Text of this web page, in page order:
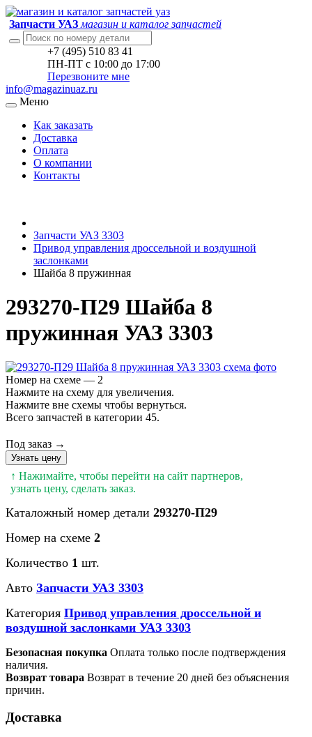
Запчасти УАЗ магазин и каталог запчастей
+7 (495) 510 83 41
ПН-ПТ с 10:00 до 17:00
Перезвоните мне
info@magazinuaz.ru
Меню
Как заказать
Доставка
Оплата
О компании
Контакты
Запчасти УАЗ 3303
Привод управления дроссельной и воздушной
заслонками
Шайба 8 пружинная
293270-П29 Шайба 8
пружинная УАЗ 3303
Номер на схеме — 2
Нажмите на схему для увеличения.
Нажмите вне схемы чтобы вернуться.
Всего запчастей в категории 45.
Под заказ →
Узнать цену
↑ Нажимайте, чтобы перейти на сайт партнеров,
узнать цену, сделать заказ.
Каталожный номер детали 293270-П29
Номер на схеме 2
Количество 1 шт.
Авто Запчасти УАЗ 3303
Категория Привод управления дроссельной и
воздушной заслонками УАЗ 3303
Безопасная покупка Оплата только после подтверждения
наличия.
Возврат товара Возврат в течение 20 дней без объяснения
причин.
Доставка